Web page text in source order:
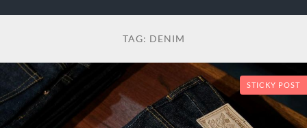
TAG: DENIM
STICKY POST